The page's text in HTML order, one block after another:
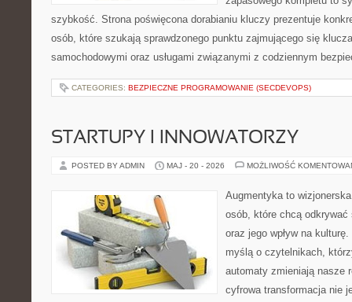
szybkość. Strona poświęcona dorabianiu kluczy prezentuje
osób, które szukają sprawdzonego punktu zajmującego się
samochodowymi oraz usługami związanymi z codziennym
CATEGORIES: BEZPIECZNE PROGRAMOWANIE (SECDEVOPS)
STARTUPY I INNOWATORZY
POSTED BY ADMIN MAJ - 20 - 2026 MOŻLIWOŚĆ
Augmentyka to
osób, które chcą odkrywać
oraz jego wpływ na
myślą o czytelnikach,
automaty zmieniają nasze
cyfrowa transformacja nie